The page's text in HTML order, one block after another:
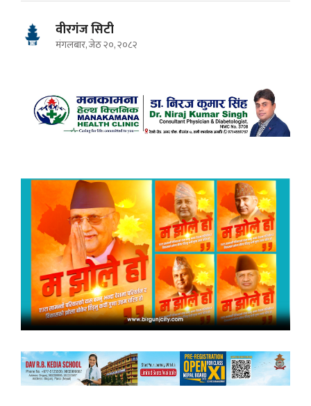
वीरगंज सिटी
मंगलबार, जेठ २०, २०८२